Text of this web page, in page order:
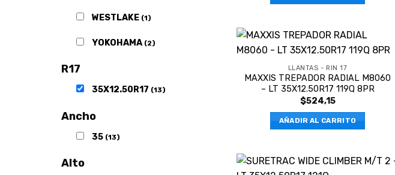
WESTLAKE (1)
YOKOHAMA (2)
R17
35X12.50R17 (13)
Ancho
35 (13)
Alto
LLANTAS - RIN 17
MAXXIS TREPADOR RADIAL M8060
– LT 35X12.50R17 119Q 8PR
$524,15
AÑADIR AL CARRITO